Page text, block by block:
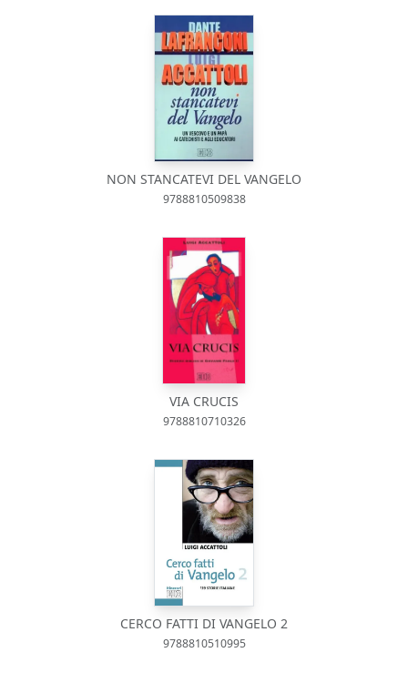
NON STANCATEVI DEL VANGELO
9788810509838
VIA CRUCIS
9788810710326
CERCO FATTI DI VANGELO 2
9788810510995